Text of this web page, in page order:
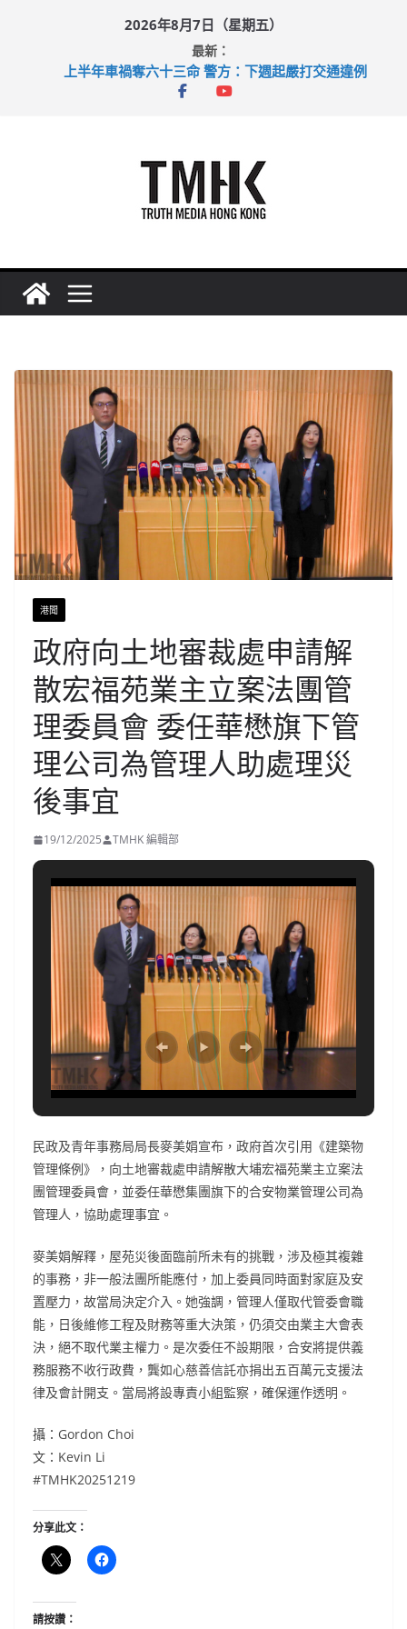
2026年8月7日（星期五）
最新：
上半年車禍奪六十三命 警方：下週起嚴打交通違例
性罪行修例獲九成支持 鄧炳強：爭取今屆任期內完成立法
港聞
政府向土地審裁處申請解
散宏福苑業主立案法團管
理委員會 委任華懋旗下管
理公司為管理人助處理災
後事宜
19/12/2025 TMHK 編輯部
民政及青年事務局局長麥美娟宣布，政府首次引用《建築物
管理條例》，向土地審裁處申請解散大埔宏福苑業主立案法
團管理委員會，並委任華懋集團旗下的合安物業管理公司為
管理人，協助處理事宜。
麥美娟解釋，屋苑災後面臨前所未有的挑戰，涉及極其複雜
的事務，非一般法團所能應付，加上委員同時面對家庭及安
置壓力，故當局決定介入。她強調，管理人僅取代管委會職
能，日後維修工程及財務等重大決策，仍須交由業主大會表
決，絕不取代業主權力。是次委任不設期限，合安將提供義
務服務不收行政費，龔如心慈善信託亦捐出五百萬元支援法
律及會計開支。當局將設專責小組監察，確保運作透明。
攝：Gordon Choi
文：Kevin Li
#TMHK20251219
分享此文：
請按讚：